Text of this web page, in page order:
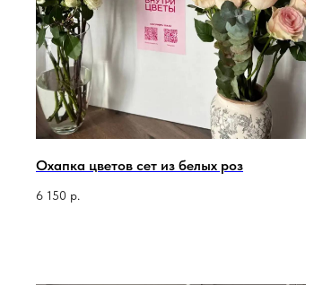
Охапка цветов сет из белых роз
6 150 р.